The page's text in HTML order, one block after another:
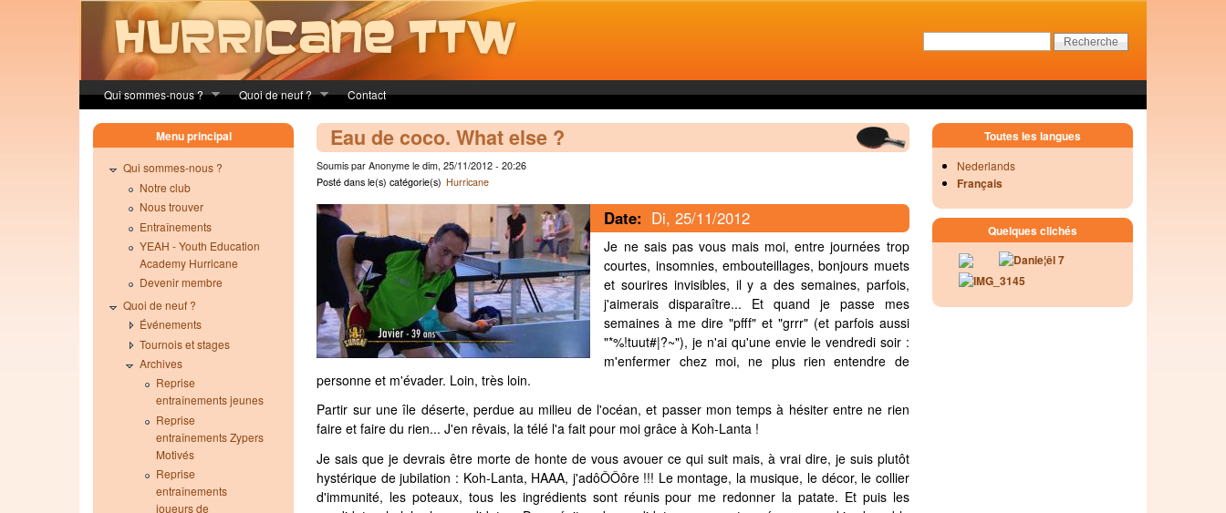
Qui sommes-nous ? Quoi de neuf ? Contact
Eau de coco. What else ?
Soumis par Anonyme le dim, 25/11/2012 - 20:26
Posté dans le(s) catégorie(s) Hurricane
Date: Di, 25/11/2012
Je ne sais pas vous mais moi, entre journées trop
courtes, insomnies, embouteillages, bonjours muets
et sourires invisibles, il y a des semaines, parfois,
j'aimerais disparaître... Et quand je passe mes
semaines à me dire "pfff" et "grrr" (et parfois aussi
"*%!tuut#|?~"), je n'ai qu'une envie le vendredi soir :
m'enfermer chez moi, ne plus rien entendre de
personne et m'évader. Loin, très loin.
Partir sur une île déserte, perdue au milieu de l'océan, et passer mon temps à hésiter entre ne rien
faire et faire du rien... J'en rêvais, la télé l'a fait pour moi grâce à Koh-Lanta !
Je sais que je devrais être morte de honte de vous avouer ce qui suit mais, à vrai dire, je suis plutôt
hystérique de jubilation : Koh-Lanta, HAAA, j'adôÔÔôre !!! Le montage, la musique, le décor, le collier
d'immunité, les poteaux, tous les ingrédients sont réunis pour me redonner la patate. Et puis les
Menu principal
Qui sommes-nous ?
Notre club
Nous trouver
Entraînements
YEAH - Youth Education
Academy Hurricane
Devenir membre
Quoi de neuf ?
Événements
Tournois et stages
Archives
Reprise
entraînements jeunes
Reprise
entraînements Zypers
Motivés
Reprise
entraînements
joueurs de
Toutes les langues
Nederlands
Français
Quelques clichés